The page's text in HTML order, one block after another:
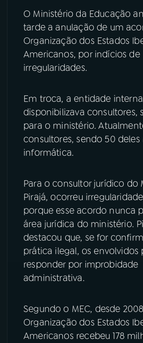
05 PODCASTS
06VIDEOCASTS
08
ACOMPANHE A RÁDIO NACIONAL
Instagram X
TikTok
O Ministério da Educação
tarde a anulação de um
Organização dos Estados
Americanos, por indícios de
irregularidades.
Em troca, a entidade
disponibilizava consultores,
para o ministério.
consultores, sendo 50
informática.
Para o consultor jurídico do
Pirajá, ocorreu
porque esse acordo nunca
área jurídica do ministério.
destacou que, se for
prática ilegal, os envolvidos
responder por improbidade
administrativa.
Segundo o MEC, desde
Organização dos Estados
Americanos recebeu 178